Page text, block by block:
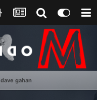
dave gahan